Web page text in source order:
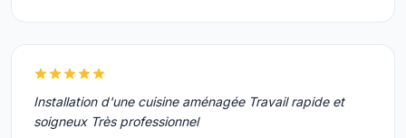
Installation d'une cuisine aménagée Travail rapide et
soigneux Très professionnel